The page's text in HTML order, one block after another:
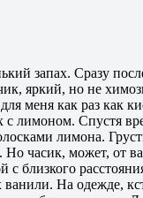
запах. Сразу
яркий, но не
меня как раз как
с лимоном. Спустя
лимона.
Но часик, может, от
с близкого
ванили. На одежде,